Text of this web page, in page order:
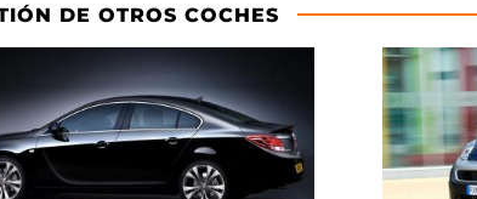
DE OTROS COCHES